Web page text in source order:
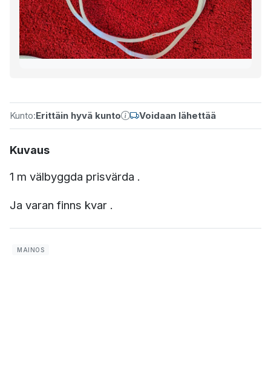
Kunto:Erittäin hyvä kunto Voidaan lähettää
Kuvaus
1 m välbyggda prisvärda .
Ja varan finns kvar .